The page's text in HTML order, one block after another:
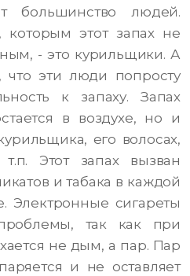
большинство людей.
этот запах не
- это курильщики. А
эти люди попросту
к запаху. Запах
в воздухе, но и
его волосах,
Этот запах вызван
и табака в каждой
Электронные сигареты
так как при
не дым, а пар. Пар
и не оставляет